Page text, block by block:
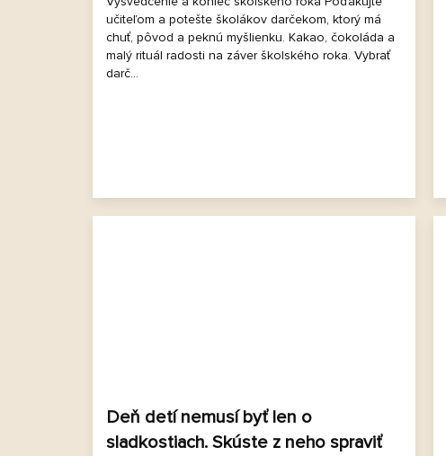
učiteľom a potešte školákov darčekom, ktorý má
chuť, pôvod a peknú myšlienku. Kakao, čokoláda a
malý rituál radosti na záver školského roka. Vybrať
darč...
Deň detí nemusí byť len o
sladkostiach. Skúste z neho spraviť